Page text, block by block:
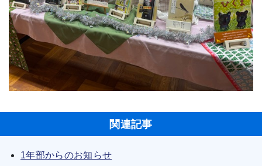
関連記事
1年部からのお知らせ